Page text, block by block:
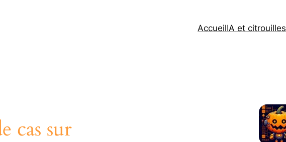
AccueilIA et citrouilles
cas sur